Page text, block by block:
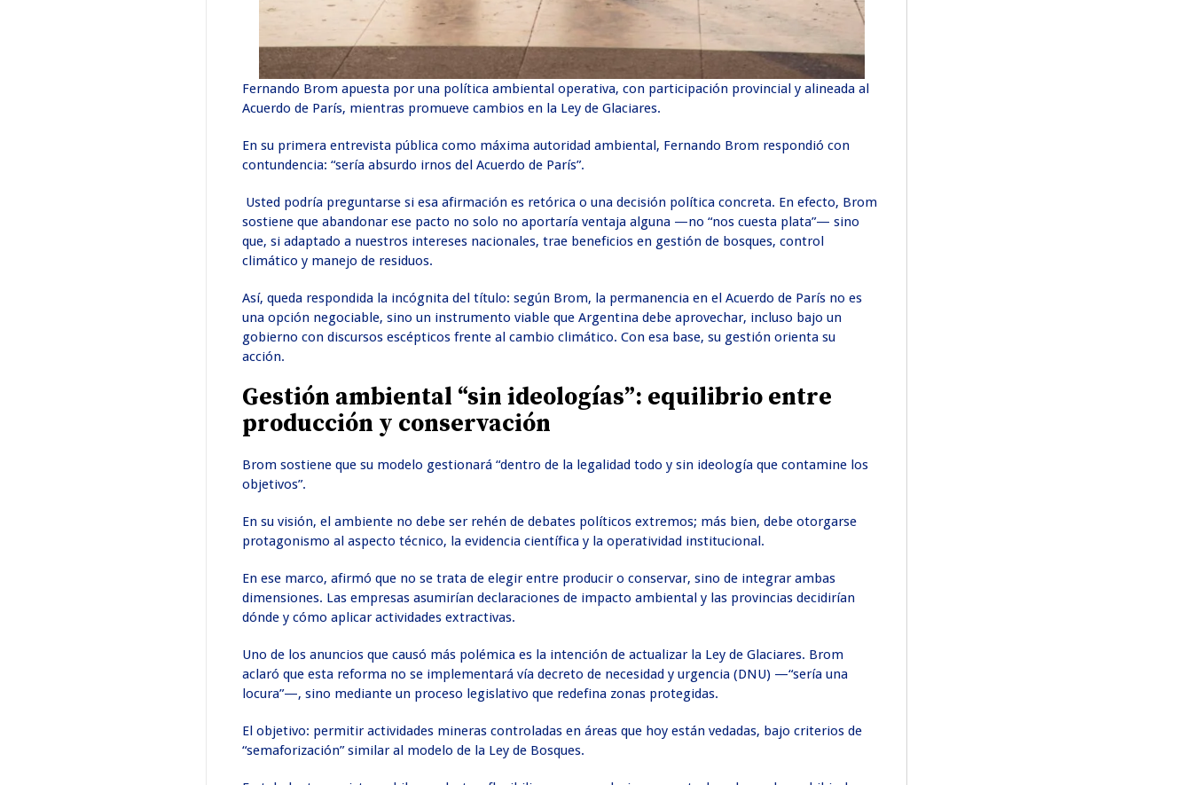
Fernando Brom apuesta por una política ambiental operativa, con participación provincial y alineada al
Acuerdo de París, mientras promueve cambios en la Ley de Glaciares.
En su primera entrevista pública como máxima autoridad ambiental, Fernando Brom respondió con
contundencia: “sería absurdo irnos del Acuerdo de París”.
Usted podría preguntarse si esa afirmación es retórica o una decisión política concreta. En efecto, Brom
sostiene que abandonar ese pacto no solo no aportaría ventaja alguna —no “nos cuesta plata”— sino
que, si adaptado a nuestros intereses nacionales, trae beneficios en gestión de bosques, control
climático y manejo de residuos.
Así, queda respondida la incógnita del título: según Brom, la permanencia en el Acuerdo de París no es
una opción negociable, sino un instrumento viable que Argentina debe aprovechar, incluso bajo un
gobierno con discursos escépticos frente al cambio climático. Con esa base, su gestión orienta su
acción.
Gestión ambiental “sin ideologías”: equilibrio entre
producción y conservación
Brom sostiene que su modelo gestionará “dentro de la legalidad todo y sin ideología que contamine los
objetivos”.
En su visión, el ambiente no debe ser rehén de debates políticos extremos; más bien, debe otorgarse
protagonismo al aspecto técnico, la evidencia científica y la operatividad institucional.
En ese marco, afirmó que no se trata de elegir entre producir o conservar, sino de integrar ambas
dimensiones. Las empresas asumirían declaraciones de impacto ambiental y las provincias decidirían
dónde y cómo aplicar actividades extractivas.
Uno de los anuncios que causó más polémica es la intención de actualizar la Ley de Glaciares. Brom
aclaró que esta reforma no se implementará vía decreto de necesidad y urgencia (DNU) —“sería una
locura”—, sino mediante un proceso legislativo que redefina zonas protegidas.
El objetivo: permitir actividades mineras controladas en áreas que hoy están vedadas, bajo criterios de
“semaforización” similar al modelo de la Ley de Bosques.